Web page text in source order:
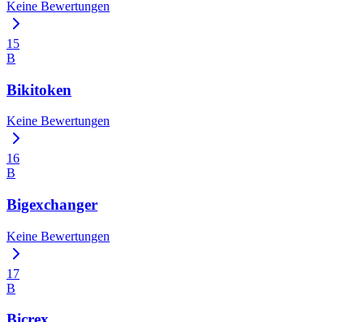
Keine Bewertungen
15
B
Bikitoken
Keine Bewertungen
16
B
Bigexchanger
Keine Bewertungen
17
B